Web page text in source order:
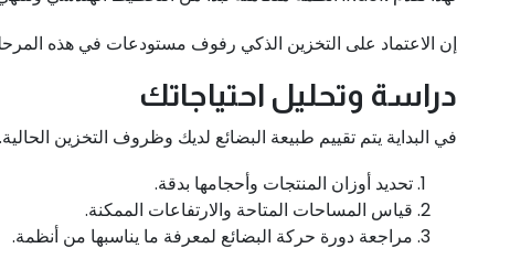
إن الاعتماد على التخزين الذكي رفوف مستودعات في هذه
دراسة وتحليل احتياجاتك
في البداية يتم تقييم طبيعة البضائع لديك وظروف التخزين الحالية.
تحديد أوزان المنتجات وأحجامها بدقة.
قياس المساحات المتاحة والارتفاعات الممكنة.
مراجعة دورة حركة البضائع لمعرفة ما يناسبها من أنظمة.